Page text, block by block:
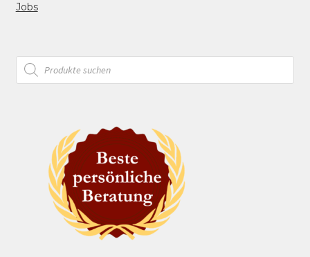
Jobs
Products
search